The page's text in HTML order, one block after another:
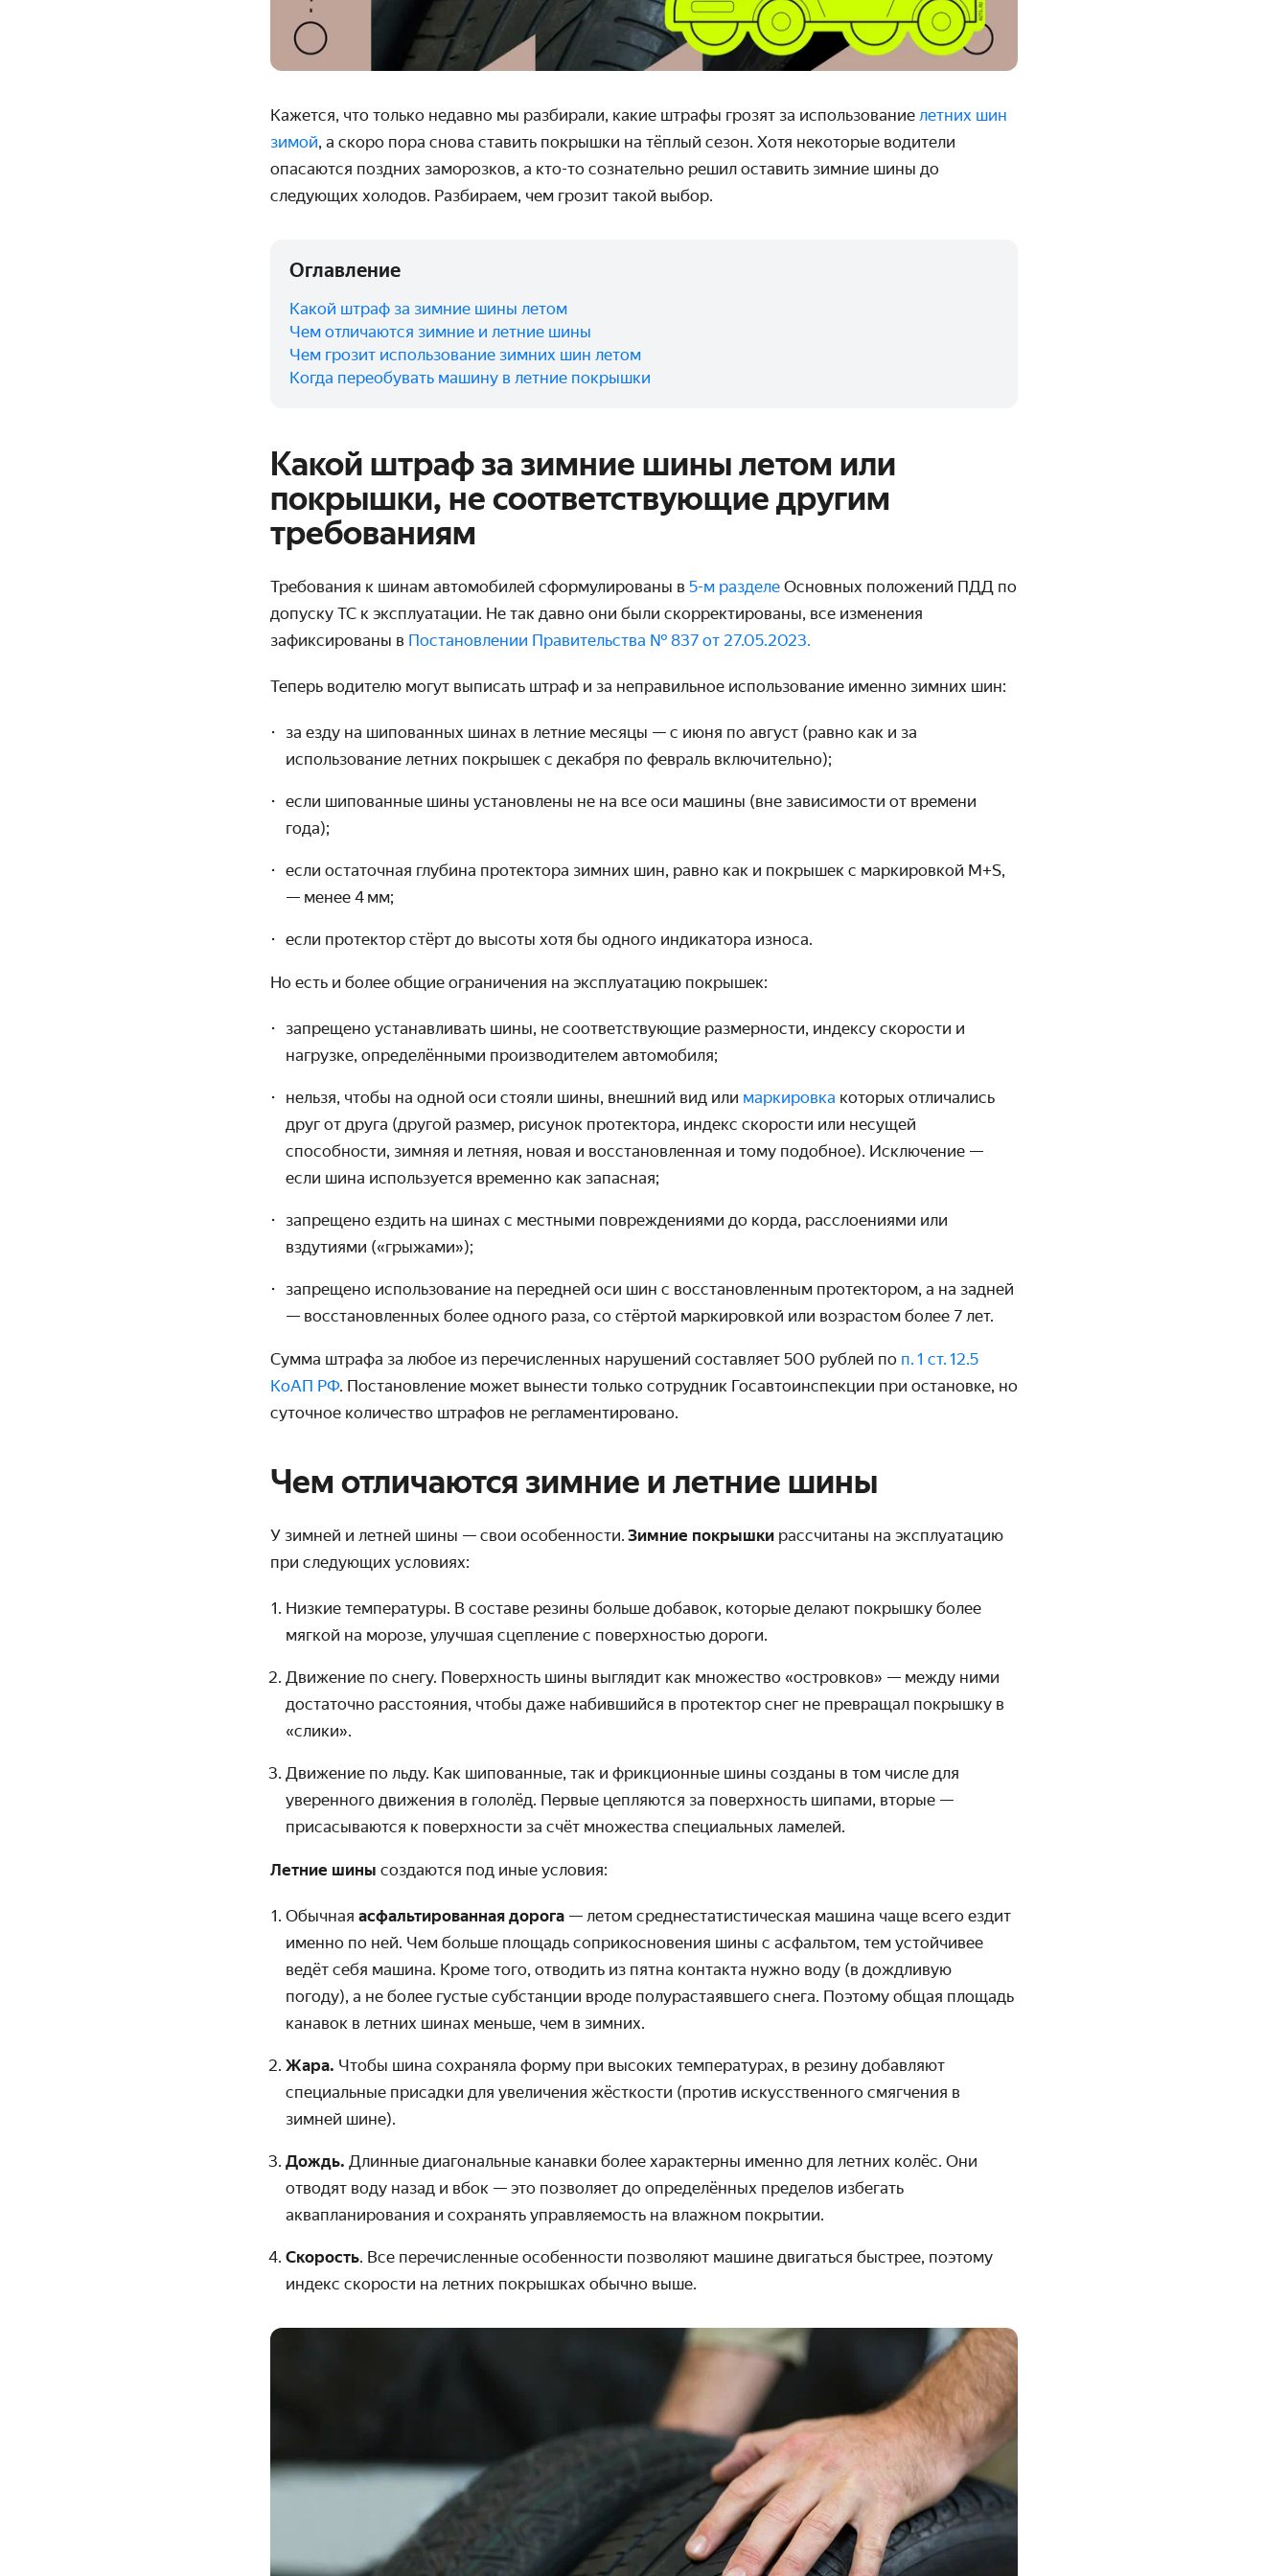
Кажется, что только недавно мы разбирали, какие штрафы грозят за использование летних шин
зимой, а скоро пора снова ставить покрышки на тёплый сезон. Хотя некоторые водители
опасаются поздних заморозков, а кто-то сознательно решил оставить зимние шины до
следующих холодов. Разбираем, чем грозит такой выбор.
Оглавление
Какой штраф за зимние шины летом
Чем отличаются зимние и летние шины
Чем грозит использование зимних шин летом
Когда переобувать машину в летние покрышки
Какой штраф за зимние шины летом или
покрышки, не соответствующие другим
требованиям
Требования к шинам автомобилей сформулированы в 5-м разделе Основных положений ПДД по
допуску ТС к эксплуатации. Не так давно они были скорректированы, все изменения
зафиксированы в Постановлении Правительства № 837 от 27.05.2023.
Теперь водителю могут выписать штраф и за неправильное использование именно зимних шин:
за езду на шипованных шинах в летние месяцы — с июня по август (равно как и за
использование летних покрышек с декабря по февраль включительно);
если шипованные шины установлены не на все оси машины (вне зависимости от времени
года);
если остаточная глубина протектора зимних шин, равно как и покрышек с маркировкой M+S,
— менее 4 мм;
если протектор стёрт до высоты хотя бы одного индикатора износа.
Но есть и более общие ограничения на эксплуатацию покрышек:
запрещено устанавливать шины, не соответствующие размерности, индексу скорости и
нагрузке, определёнными производителем автомобиля;
нельзя, чтобы на одной оси стояли шины, внешний вид или маркировка которых отличались
друг от друга (другой размер, рисунок протектора, индекс скорости или несущей
способности, зимняя и летняя, новая и восстановленная и тому подобное). Исключение —
если шина используется временно как запасная;
запрещено ездить на шинах с местными повреждениями до корда, расслоениями или
вздутиями («грыжами»);
запрещено использование на передней оси шин с восстановленным протектором, а на задней
— восстановленных более одного раза, со стёртой маркировкой или возрастом более 7 лет.
Сумма штрафа за любое из перечисленных нарушений составляет 500 рублей по п. 1 ст. 12.5
КоАП РФ. Постановление может вынести только сотрудник Госавтоинспекции при остановке, но
суточное количество штрафов не регламентировано.
Чем отличаются зимние и летние шины
У зимней и летней шины — свои особенности. Зимние покрышки рассчитаны на эксплуатацию
при следующих условиях:
Низкие температуры. В составе резины больше добавок, которые делают покрышку более
мягкой на морозе, улучшая сцепление с поверхностью дороги.
Движение по снегу. Поверхность шины выглядит как множество «островков» — между ними
достаточно расстояния, чтобы даже набившийся в протектор снег не превращал покрышку в
«слики».
Движение по льду. Как шипованные, так и фрикционные шины созданы в том числе для
уверенного движения в гололёд. Первые цепляются за поверхность шипами, вторые —
присасываются к поверхности за счёт множества специальных ламелей.
Летние шины создаются под иные условия:
Обычная асфальтированная дорога — летом среднестатистическая машина чаще всего ездит
именно по ней. Чем больше площадь соприкосновения шины с асфальтом, тем устойчивее
ведёт себя машина. Кроме того, отводить из пятна контакта нужно воду (в дождливую
погоду), а не более густые субстанции вроде полурастаявшего снега. Поэтому общая площадь
канавок в летних шинах меньше, чем в зимних.
Жара. Чтобы шина сохраняла форму при высоких температурах, в резину добавляют
специальные присадки для увеличения жёсткости (против искусственного смягчения в
зимней шине).
Дождь. Длинные диагональные канавки более характерны именно для летних колёс. Они
отводят воду назад и вбок — это позволяет до определённых пределов избегать
аквапланирования и сохранять управляемость на влажном покрытии.
Скорость. Все перечисленные особенности позволяют машине двигаться быстрее, поэтому
индекс скорости на летних покрышках обычно выше.